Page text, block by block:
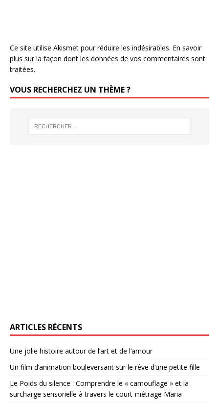
Ce site utilise Akismet pour réduire les indésirables. En savoir
plus sur la façon dont les données de vos commentaires sont
traitées.
VOUS RECHERCHEZ UN THÈME ?
ARTICLES RÉCENTS
Une jolie histoire autour de l’art et de l’amour
Un film d’animation bouleversant sur le rêve d’une petite fille
Le Poids du silence : Comprendre le « camouflage » et la
surcharge sensorielle à travers le court-métrage Maria